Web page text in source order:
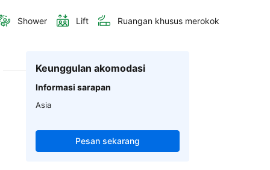
Shower Lift Ruangan khusus merokok
Keunggulan akomodasi
Informasi sarapan
Asia
Pesan sekarang